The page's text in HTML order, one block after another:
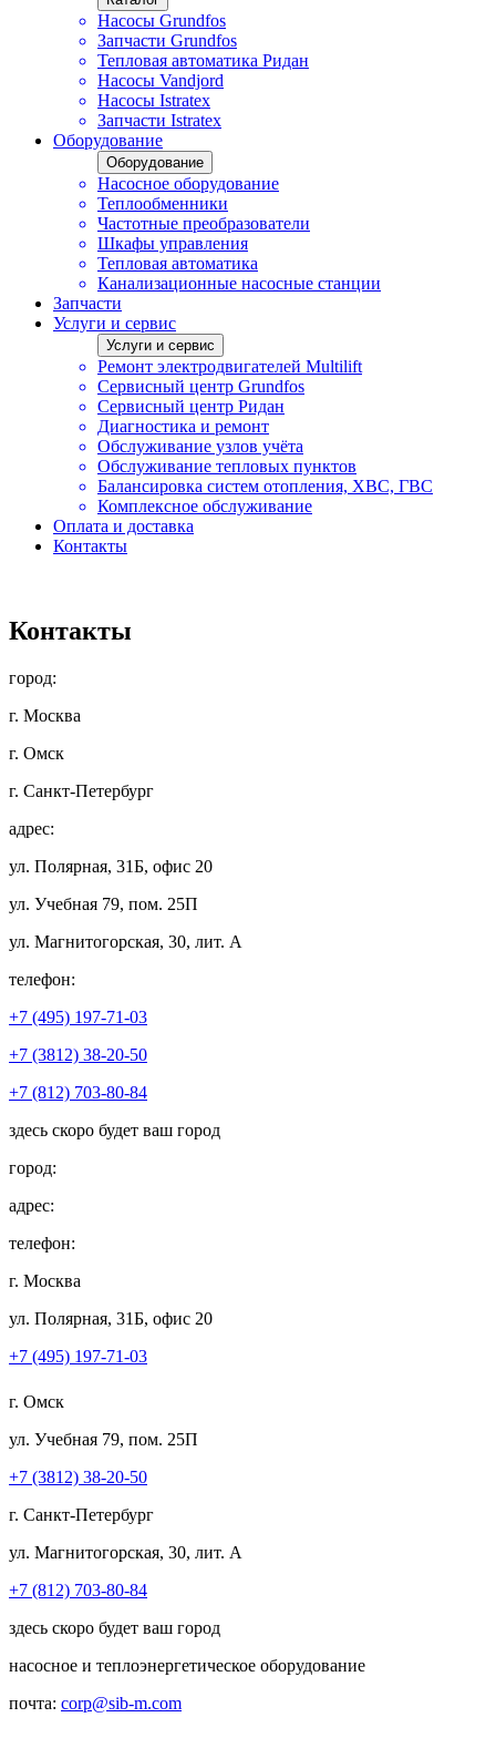
Насосы Grundfos
Запчасти Grundfos
Тепловая автоматика Ридан
Насосы Vandjord
Насосы Istratex
Запчасти Istratex
Оборудование
Оборудование
Насосное оборудование
Теплообменники
Частотные преобразователи
Шкафы управления
Тепловая автоматика
Канализационные насосные станции
Запчасти
Услуги и сервис
Услуги и сервис
Ремонт электродвигателей Multilift
Сервисный центр Grundfos
Сервисный центр Ридан
Диагностика и ремонт
Обслуживание узлов учёта
Обслуживание тепловых пунктов
Балансировка систем отопления, ХВС, ГВС
Комплексное обслуживание
Оплата и доставка
Контакты
Контакты
город:
г. Москва
г. Омск
г. Санкт-Петербург
адрес:
ул. Полярная, 31Б, офис 20
ул. Учебная 79, пом. 25П
ул. Магнитогорская, 30, лит. А
телефон:
+7 (495) 197-71-03
+7 (3812) 38-20-50
+7 (812) 703-80-84
здесь скоро будет ваш город
город:
адрес:
телефон:
г. Москва
ул. Полярная, 31Б, офис 20
+7 (495) 197-71-03
г. Омск
ул. Учебная 79, пом. 25П
+7 (3812) 38-20-50
г. Санкт-Петербург
ул. Магнитогорская, 30, лит. А
+7 (812) 703-80-84
здесь скоро будет ваш город
насосное и теплоэнергетическое оборудование
почта: corp@sib-m.com